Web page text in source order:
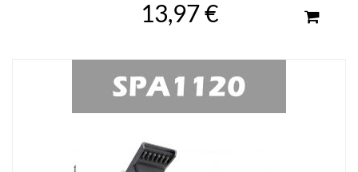
13,97 €